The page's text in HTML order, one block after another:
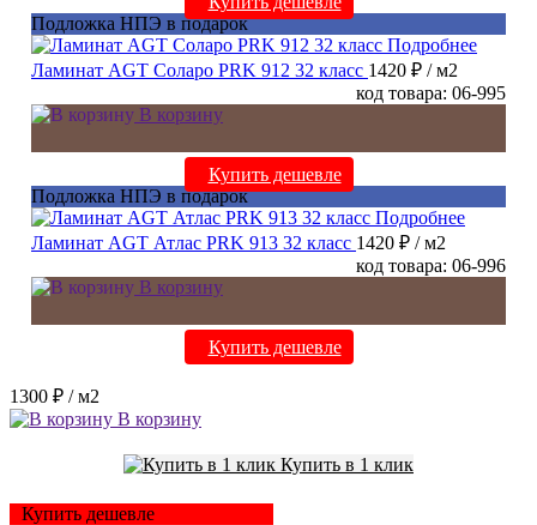
Подложка НПЭ в подарок
Подробнее
Ламинат AGT Соларо PRK 912 32 класс 1420 ₽ / м2
код товара: 06-995
В корзину
Купить дешевле
Подложка НПЭ в подарок
Подробнее
Ламинат AGT Атлас PRK 913 32 класс 1420 ₽ / м2
код товара: 06-996
В корзину
Купить дешевле
1300 ₽ / м2
В корзину
Купить в 1 клик
Купить дешевле